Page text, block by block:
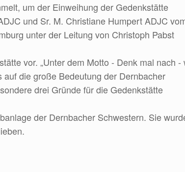
um der Einweihung der Gedenkstätte
und Sr. M. Christiane Humpert ADJC
unter der Leitung von Christoph Pabst
vor. „Unter dem Motto - Denk mal nach -
die große Bedeutung der Dernbacher
drei Gründe für die Gedenkstätte
der Dernbacher Schwestern. Sie